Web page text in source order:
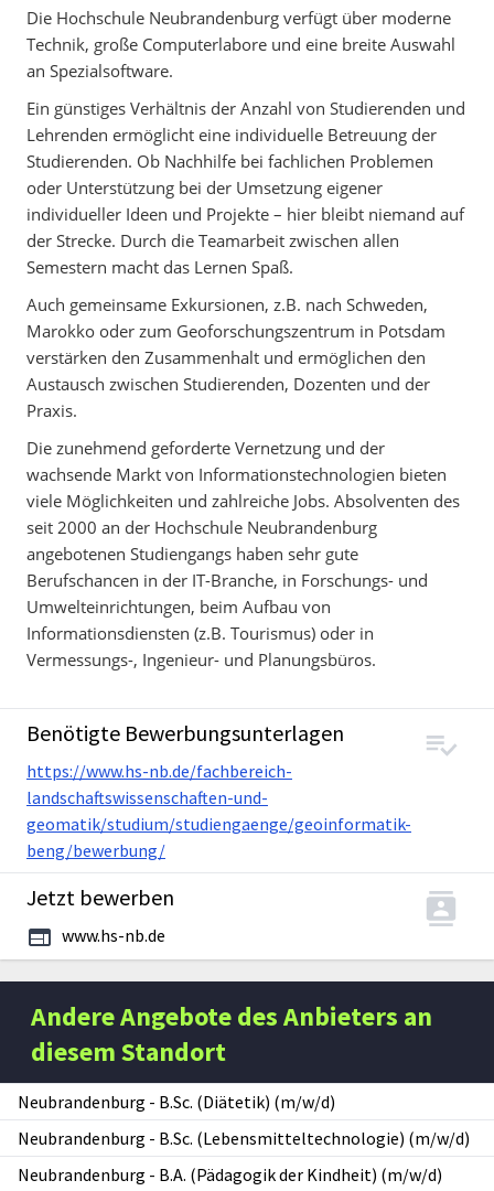
Die Hochschule Neubrandenburg verfügt über moderne
Technik, große Computerlabore und eine breite Auswahl
an Spezialsoftware.
Ein günstiges Verhältnis der Anzahl von Studierenden und
Lehrenden ermöglicht eine individuelle Betreuung der
Studierenden. Ob Nachhilfe bei fachlichen Problemen
oder Unterstützung bei der Umsetzung eigener
individueller Ideen und Projekte – hier bleibt niemand auf
der Strecke. Durch die Teamarbeit zwischen allen
Semestern macht das Lernen Spaß.
Auch gemeinsame Exkursionen, z.B. nach Schweden,
Marokko oder zum Geoforschungszentrum in Potsdam
verstärken den Zusammenhalt und ermöglichen den
Austausch zwischen Studierenden, Dozenten und der
Praxis.
Die zunehmend geforderte Vernetzung und der
wachsende Markt von Informationstechnologien bieten
viele Möglichkeiten und zahlreiche Jobs. Absolventen des
seit 2000 an der Hochschule Neubrandenburg
angebotenen Studiengangs haben sehr gute
Berufschancen in der IT-Branche, in Forschungs- und
Umwelteinrichtungen, beim Aufbau von
Informationsdiensten (z.B. Tourismus) oder in
Vermessungs-, Ingenieur- und Planungsbüros.
Benötigte Bewerbungsunterlagen
https://www.hs-nb.de/fachbereich-
landschaftswissenschaften-und-
geomatik/studium/studiengaenge/geoinformatik-
beng/bewerbung/
Jetzt bewerben
www.hs-nb.de
Andere Angebote des Anbieters an
diesem Standort
Neubrandenburg - B.Sc. (Diätetik) (m/w/d)
Neubrandenburg - B.Sc. (Lebensmitteltechnologie) (m/w/d)
Neubrandenburg - B.A. (Pädagogik der Kindheit) (m/w/d)